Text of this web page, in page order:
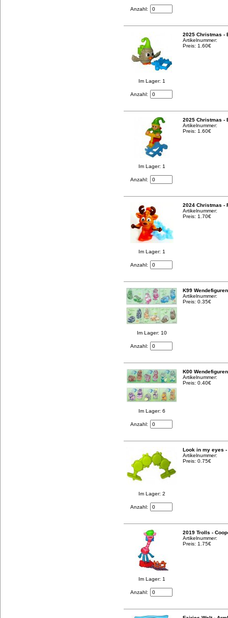
Anzahl:
Im Lager: 1
Anzahl:
2025 Christmas -
Artikelnummer:
Preis: 1.60€
Im Lager: 1
Anzahl:
2025 Christmas -
Artikelnummer:
Preis: 1.60€
Im Lager: 1
Anzahl:
2024 Christmas -
Artikelnummer:
Preis: 1.70€
Im Lager: 10
Anzahl:
K99
Artikelnummer:
Preis: 0.35€
Im Lager: 6
Anzahl:
K00
Artikelnummer:
Preis: 0.40€
Im Lager: 2
Anzahl:
Look in my eyes -
Artikelnummer:
Preis: 0.75€
Im Lager: 1
Anzahl:
2019 Trolls -
Artikelnummer:
Preis: 1.75€